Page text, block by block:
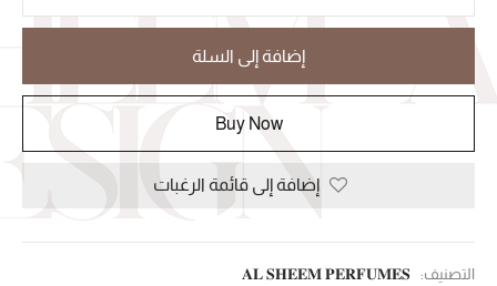
إضافة إلى السلة
Buy Now
إضافة إلى قائمة الرغبات
التصنيف: 𝐀𝐋 𝐒𝐇𝐄𝐄𝐌 𝐏𝐄𝐑𝐅𝐔𝐌𝐄𝐒